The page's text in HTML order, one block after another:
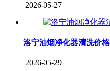
2026-05-27
洛宁油烟净化器清洗价格
2026-05-29